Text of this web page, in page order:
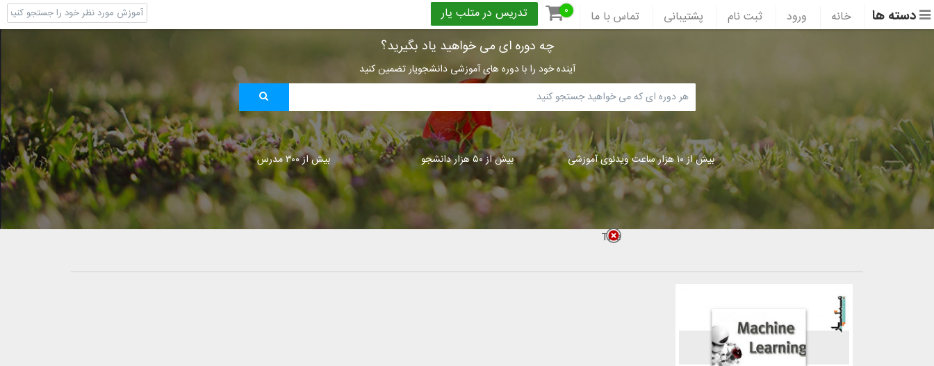
دسته ها خانه ورود ثبت نام پشتیبانی تماس با ما ۰ تدریس در متلب یار
چه دوره ای می خواهید یاد بگیرید؟
آینده خود را با دوره های آموزشی دانشجویار تضمین کنید
بیش از ۱۰ هزار ساعت ویدئوی آموزشی بیش از ۵۰ هزار دانشجو بیش از ۳۰۰ مدرس
Title